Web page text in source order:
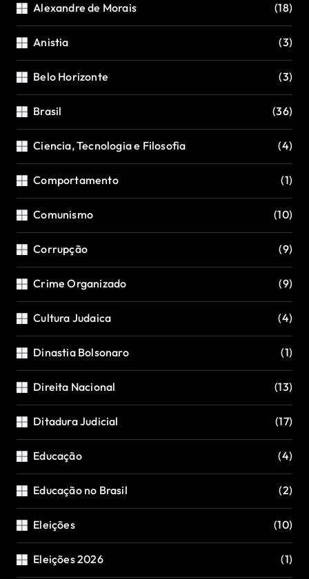
Alexandre de Morais (18)
Anistia (3)
Belo Horizonte (3)
Brasil (36)
Ciencia, Tecnologia e Filosofia (4)
Comportamento (1)
Comunismo (10)
Corrupção (9)
Crime Organizado (9)
Cultura Judaica (4)
Dinastia Bolsonaro (1)
Direita Nacional (13)
Ditadura Judicial (17)
Educação (4)
Educação no Brasil (2)
Eleições (10)
Eleições 2026 (1)